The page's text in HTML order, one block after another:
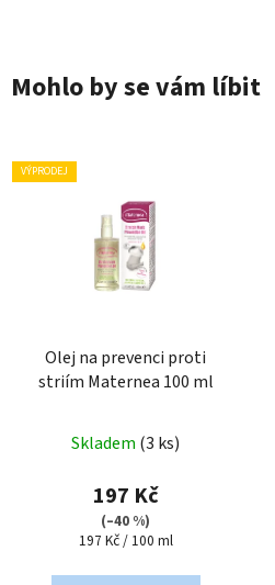
Mohlo by se vám líbit
VÝPRODEJ
Olej na prevenci proti
striím Maternea 100 ml
Skladem (3 ks)
197 Kč
(–40 %)
Měrná
197 Kč / 100 ml